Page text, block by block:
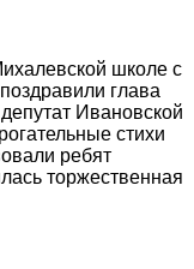
школе с
глава
Ивановской
стихи
ребят
торжественная